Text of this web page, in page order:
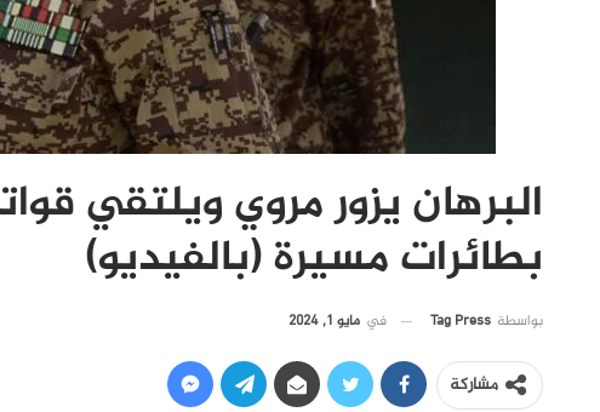
البرهان يزور مروي ويلتقي
بطائرات مسيرة (بالفيديو)
بواسطة Tag Press في مايو 1, 2024
مشاركة